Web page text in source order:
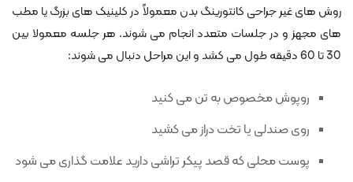
روش های غیر جراحی کانتورینگ بدن معمولاً در کلینیک های بزرگ یا مطب
های مجهز و در جلسات متعدد انجام می شوند. هر جلسه معمولا بین
30 تا 60 دقیقه طول می کشد و این مراحل دنبال می شوند:
روپوش مخصوص به تن می کنید
روی صندلی یا تخت دراز می کشید
پوست محلی که قصد پیکر تراشی دارید علامت گذاری می شود